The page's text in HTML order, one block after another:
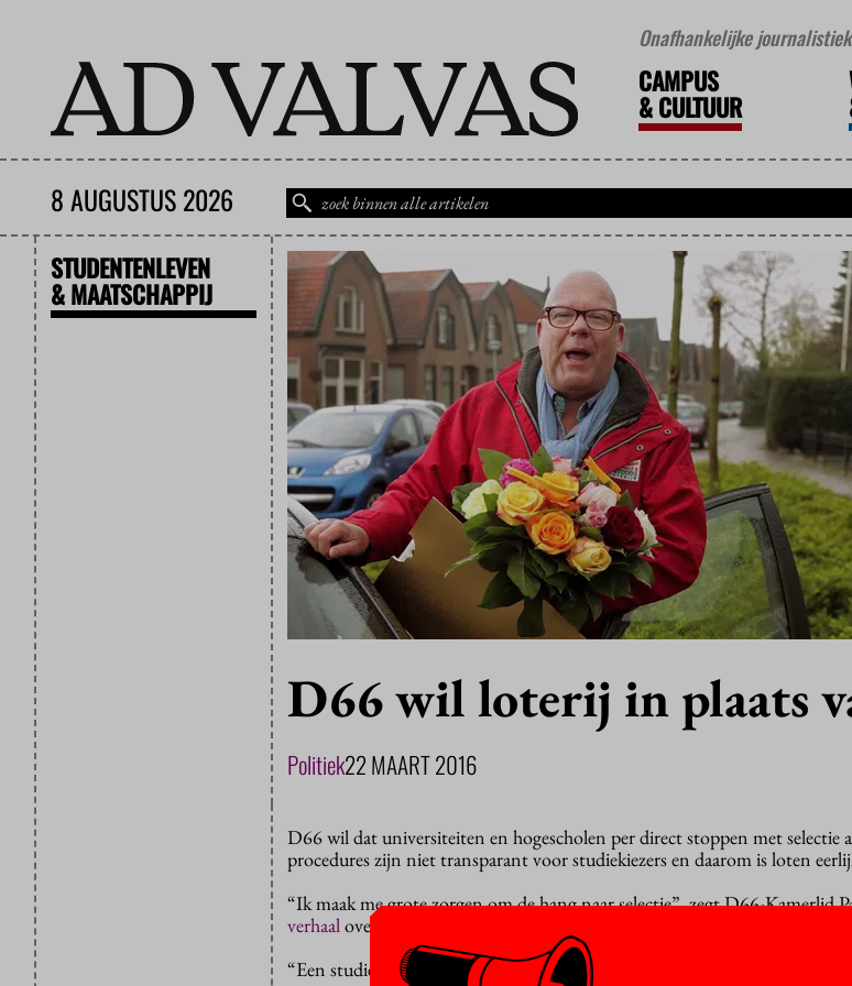
Onafhankelijke
CAMPUS
&CULTUUR
8 AUGUSTUS 2026
STUDENTENLEVEN
& MAATSCHAPPIJ
D66 wil loterij in plaats
Politiek22 MAART 2016
D66 wil dat universiteiten en hogescholen per direct stoppen met selectie
procedures zijn niet transparant voor studiekiezers en daarom is loten
“Ik maak me grote zorgen om de hang naar selectie”, zegt D66-Kamerlid
verhaalover de geschiedenis van selectie in het hoger onderwijs, dat
“Een studiekiezer moet vooraf zijn kans op een plaats kunnen inschatten